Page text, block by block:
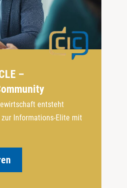
–
entsteht
Informations-Elite mit